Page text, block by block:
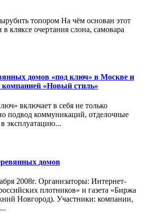
топором На чём основан этот
кляксе очертания слона, самовара
домов «под ключ» в Москве и
компанией «Новый стиль»
включает в себя не только
подвод коммуникаций, отделочные
эксплуатацию...
домов
2008г. Организаторы: Интернет-
плотников» и газета «Биржа
Новгород). Участники: компании,